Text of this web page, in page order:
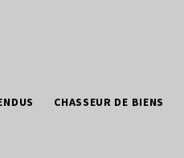
CHASSEUR DE BIENS